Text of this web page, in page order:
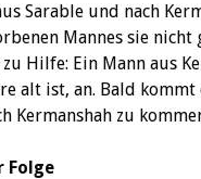
Sarable und nach
Mannes sie nicht
Hilfe: Ein Mann aus
alt ist, an. Bald
Kermanshah zu
Folge